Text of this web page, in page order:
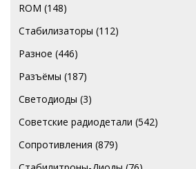
ROM (148)
Стабилизаторы (112)
Разное (446)
Разъёмы (187)
Светодиоды (3)
Советские радиодетали (542)
Сопротивления (879)